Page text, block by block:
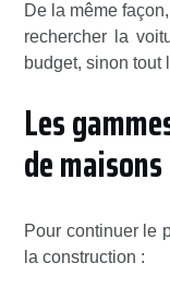
De la même
rechercher la
budget, sinon tout
Les
de maisons
Pour continuer le
la construction :